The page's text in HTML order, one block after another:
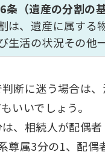
（遺産の分割の基
は、遺産に属する
生活の状況その他
断に迷う場合は
いいでしょう。
、相続人が配偶
尊属3分の1、配偶